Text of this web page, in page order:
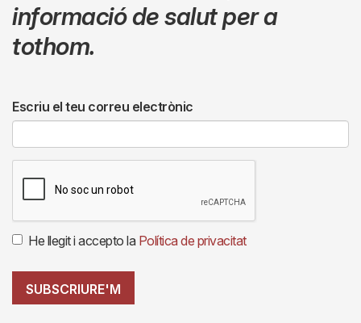
informació de salut per a
tothom.
Escriu el teu correu electrònic
He llegit i accepto la Política de privacitat
SUBSCRIURE'M